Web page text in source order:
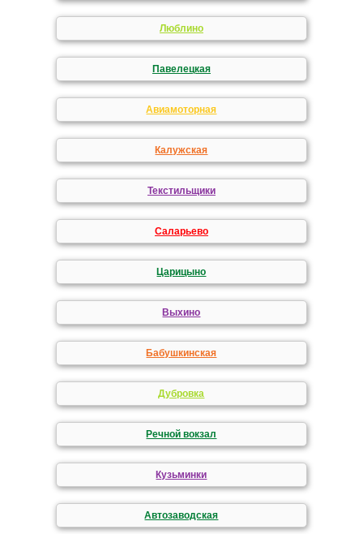
Люблино
Павелецкая
Авиамоторная
Калужская
Текстильщики
Саларьево
Царицыно
Выхино
Бабушкинская
Дубровка
Речной вокзал
Кузьминки
Автозаводская